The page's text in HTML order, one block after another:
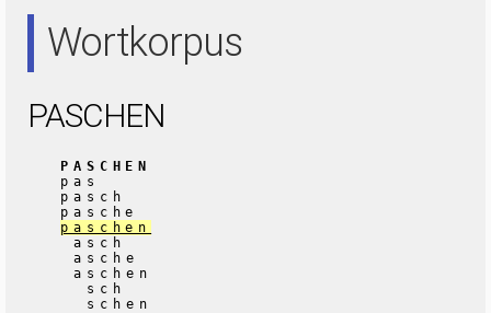
Wortkorpus
PASCHEN
PASCHEN
pas
pasch
pasche
paschen
asch
asche
aschen
sch
schen